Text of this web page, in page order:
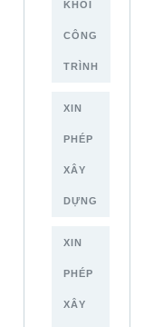
KHỐI
CÔNG
TRÌNH
XIN
PHÉP
XÂY
DỰNG
XIN
PHÉP
XÂY